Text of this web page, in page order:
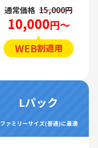
通常価格 15,000円
10,000円～
Lパック
ファミリーサイズ(普通)に最適